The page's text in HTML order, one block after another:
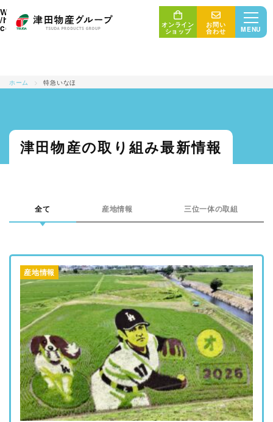
三位一体の取り組み
最新情報
サステナビリティ
ブログ
プライバシーポリシー
オンライン
ショップ
お問い
合わせ MENU
Warning : Undefined array key "tag" in
/home/union006/ricefriend.com/public_html/wp/wp-
content/themes/uniontheme/archive.phpon line5
ホーム > 特急いなほ
津田物産の取り組み最新情報
全て 産地情報 三位一体の取組
産地情報